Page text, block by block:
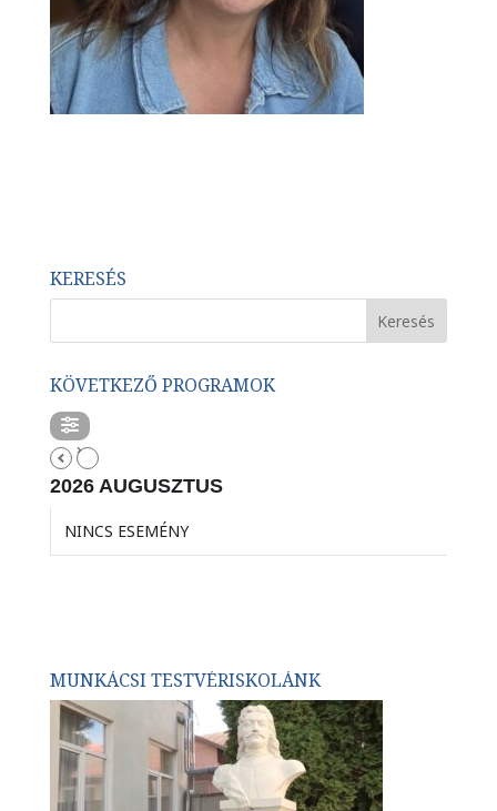
KERESÉS
KÖVETKEZŐ PROGRAMOK
2026 AUGUSZTUS
NINCS ESEMÉNY
MUNKÁCSI TESTVÉRISKOLÁNK